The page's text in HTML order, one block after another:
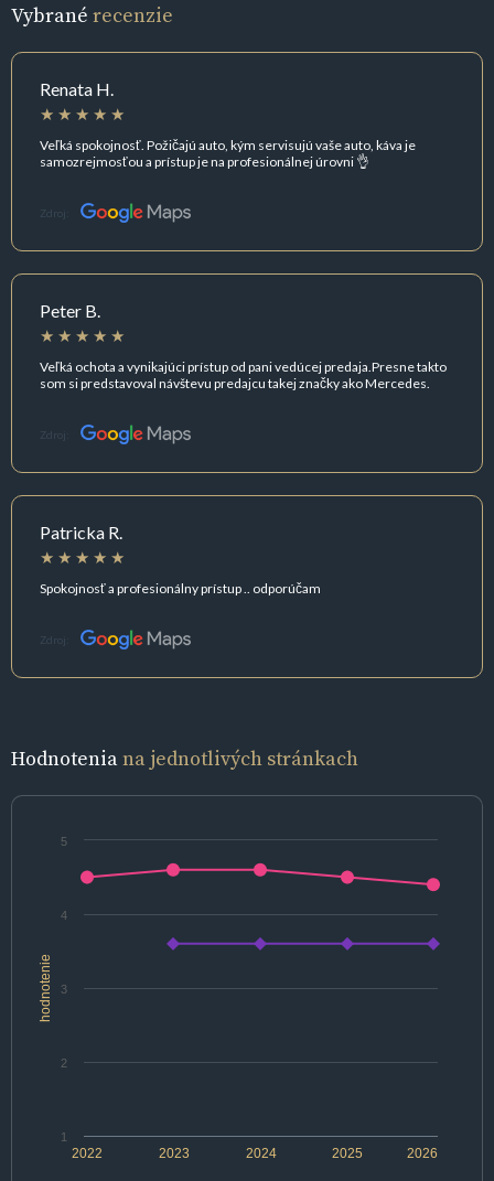
Vybrané recenzie
Renata H.
Veľká spokojnosť. Požičajú auto, kým servisujú vaše auto, káva je
samozrejmosťou a prístup je na profesionálnej úrovni 👌
Zdroj:
Peter B.
Veľká ochota a vynikajúci prístup od pani vedúcej predaja.Presne takto
som si predstavoval návštevu predajcu takej značky ako Mercedes.
Zdroj:
Patricka R.
Spokojnosť a profesionálny prístup .. odporúčam
Zdroj:
Hodnoteniana jednotlivých stránkach
hodnotenie
2022 2024 2026
2023 2025
1
2
3
4
5